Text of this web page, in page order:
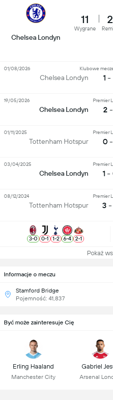
Informacje o meczu
Stamford Bridge
Pojemność: 41,837
Chelsea Londyn
11
Wygrane
2
Chelsea Londyn
Klubowe
1 -
01/08/2026
Chelsea Londyn
Premier
2 -
19/05/2026
Tottenham Hotspur
Premier
0 -
01/11/2025
Chelsea Londyn
Premier
1 -
03/04/2025
Tottenham Hotspur
Premier
3
08/12/2024
3-0 0-1 1-2 6-4 2-1
Pokaż
Być może zainteresuje Cię
Erling Haaland
Manchester City
Gabriel
Arsenal